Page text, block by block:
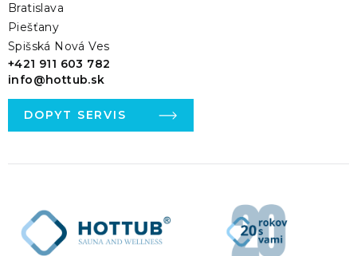
Bratislava
Piešťany
Spišská Nová Ves
+421 911 603 782
info@hottub.sk
DOPYT SERVIS